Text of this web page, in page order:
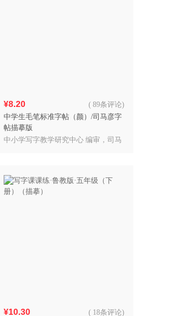
¥8.20
中学生毛笔标准字帖（颜）/司马彦字
帖描摹版
( 89条评论)
中小学写字教学研究中心 编审，司马
¥10.30 ( 18条评论)